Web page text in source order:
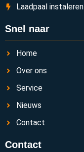
Laadpaal instaleren
Snel naar
Home
Over ons
Service
Nieuws
Contact
Contact